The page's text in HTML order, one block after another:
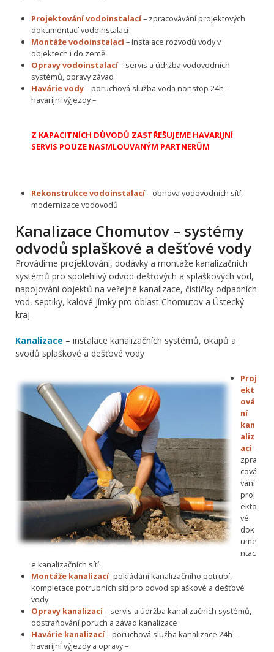
Projektování vodoinstalací– zpracovávání projektových
dokumentací vodoinstalací
Montáže vodoinstalací– instalace rozvodů vody v
objektech i do země
Opravy vodoinstalací– servis a údržba vodovodních
systémů, opravy závad
Havárie vody– poruchová služba voda nonstop 24h –
havarijní výjezdy –
Z KAPACITNÍCH DŮVODŮ ZASTŘEŠUJEME HAVARIJNÍ
SERVIS POUZE NASMLOUVANÝM PARTNERŮM
Rekonstrukce vodoinstalací– obnova vodovodních sítí,
modernizace vodovodů
Kanalizace Chomutov – systémy
odvodů splaškové a dešťové vody
Provádíme projektování, dodávky a montáže kanalizačních
systémů pro spolehlivý odvod dešťových a splaškových vod,
napojování objektů na veřejné kanalizace, čističky odpadních
vod, septiky, kalové jímky pro oblast Chomutov a Ústecký
kraj.
Kanalizace – instalace kanalizačních systémů, okapů a
svodů splaškové a dešťové vody
Proj
ekt
ová
ní
kan
aliz
ací–
zpra
cová
vání
proj
ekto
vé
dok
ume
ntac
e kanalizačních sítí
Montáže kanalizací-pokládání kanalizačního potrubí,
kompletace potrubních sítí pro odvod splaškové a dešťové
vody
Opravy kanalizací– servis a údržba kanalizačních systémů,
odstraňování poruch a závad kanalizace
Havárie kanalizací– poruchová služba kanalizace 24h –
havarijní výjezdy a opravy –